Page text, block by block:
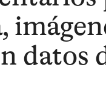
datos